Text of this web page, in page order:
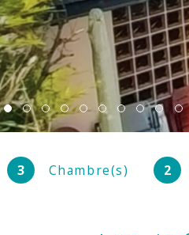
3 Chambre(s) 2